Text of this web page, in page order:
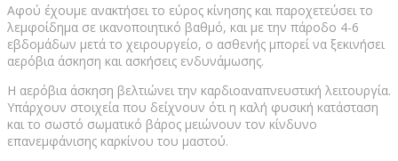
Αφού έχουμε ανακτήσει το εύρος κίνησης και παροχετεύσει το
λεμφοίδημα σε ικανοποιητικό βαθμό, και με την πάροδο 4-6
εβδομάδων μετά το χειρουργείο, ο ασθενής μπορεί να ξεκινήσει
αερόβια άσκηση και ασκήσεις ενδυνάμωσης.
Η αερόβια άσκηση βελτιώνει την καρδιοαναπνευστική λειτουργία.
Υπάρχουν στοιχεία που δείχνουν ότι η καλή φυσική κατάσταση
και το σωστό σωματικό βάρος μειώνουν τον κίνδυνο
επανεμφάνισης καρκίνου του μαστού.